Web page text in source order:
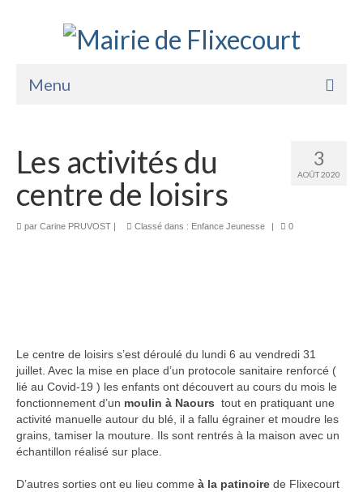
Menu
La Mairie
Vie Pratique
Services
3
AOÛT 2020
Les activités du
centre de loisirs
par Carine PRUVOST | Classé dans : Enfance Jeunesse | 0
Le centre de loisirs s’est déroulé du lundi 6 au vendredi 31
juillet. Avec la mise en place d’un protocole sanitaire renforcé (
lié au Covid-19 ) les enfants ont découvert au cours du mois le
fonctionnement d’un moulin à Naours tout en pratiquant une
activité manuelle autour du blé, il a fallu égrainer et moudre les
grains, tamiser la mouture. Ils sont rentrés à la maison avec un
échantillon réalisé sur place.
D’autres sorties ont eu lieu comme à la patinoire de Flixecourt